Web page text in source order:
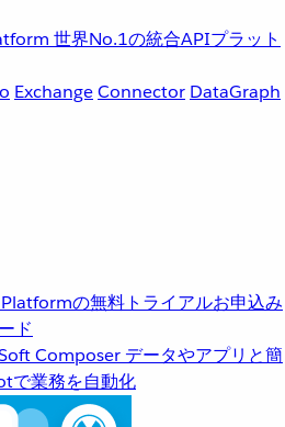
世界No.1の統合APIプラット
ExchangeConnector DataGraph
の無料トライアルお申込み
ド
Composer データやアプリと簡
で業務を自動化